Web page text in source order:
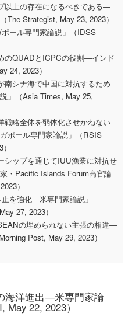
以上の存在になるべきである―
The Strategist, May 23, 2023）
ール専門家論説」（IDSS
のQUADとICPCの役割―インド
24, 2023）
南シナ海で中国に対抗するため
」（Asia Times, May 25,
戦略全体を弱体化させかねない
ポール専門家論説」（RSIS
シップを通じてIUU漁業に対抗せ
・Pacific Islands Forum高官論
）
を強化―米専門家論説」
27, 2023）
の埋められない主張の相違―
Post, May 29, 2023）
海洋進出―米専門家論
May 22, 2023）